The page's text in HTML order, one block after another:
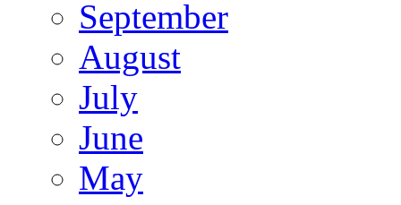
September
August
July
June
May